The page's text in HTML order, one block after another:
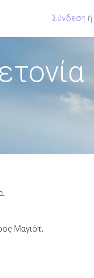
Σύνδεση ή
Μαγιότ.